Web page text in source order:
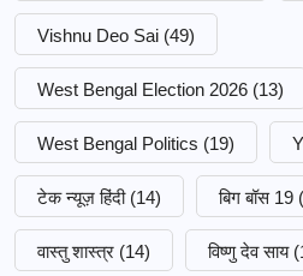
Vishnu Deo Sai (49)
West Bengal Election 2026 (13)
West Bengal Politics (19)
टेक न्यूज़ हिंदी (14) बिग बॉस 19
वास्तु शास्त्र (14) विष्णु देव साय